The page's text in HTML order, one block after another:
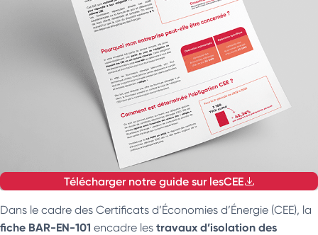
Télécharger notre guide sur lesCEE
Dans le cadre des Certificats d’Économies d’Énergie (CEE), la
fiche BAR-EN-101 encadre les travaux d’isolation des